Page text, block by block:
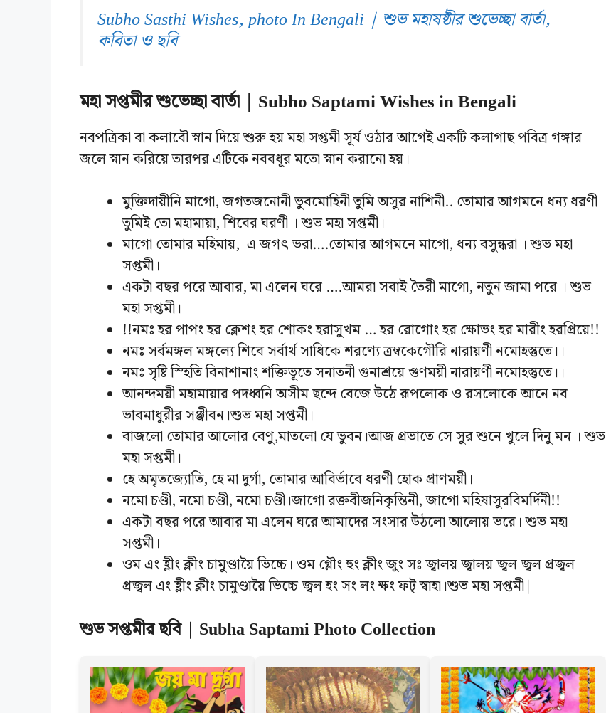
Subho Sasthi Wishes, photo In Bengali | শুভ মহাষষ্ঠীর শুভেচ্ছা বার্তা,
কবিতা ও ছবি
মহা সপ্তমীর শুভেচ্ছা বার্তা | Subho Saptami Wishes in Bengali
নবপত্রিকা বা কলাবৌ স্নান দিয়ে শুরু হয় মহা সপ্তমী সূর্য ওঠার আগেই একটি কলাগাছ পবিত্র গঙ্গার
জলে স্নান করিয়ে তারপর এটিকে নববধূর মতো স্নান করানো হয়।
মুক্তিদায়ীনি মাগো, জগতজনোনী ভুবমোহিনী তুমি অসুর নাশিনী.. তোমার আগমনে ধন্য ধরণী
তুমিই তো মহামায়া, শিবের ঘরণী । শুভ মহা সপ্তমী।
মাগো তোমার মহিমায়, এ জগৎ ভরা….তোমার আগমনে মাগো, ধন্য বসুন্ধরা । শুভ মহা
সপ্তমী।
একটা বছর পরে আবার, মা এলেন ঘরে ….আমরা সবাই তৈরী মাগো, নতুন জামা পরে । শুভ
মহা সপ্তমী।
!!নমঃ হর পাপং হর ক্লেশং হর শোকং হরাসুখম … হর রোগোং হর ক্ষোভং হর মারীং হরপ্রিয়ে!!
নমঃ সর্বমঙ্গল মঙ্গল্যে শিবে সর্বার্থ সাধিকে শরণ্যে ত্রম্বকেগৌরি নারায়ণী নমোহস্তুতে।।
নমঃ সৃষ্টি স্হিতি বিনাশানাং শক্তিভূতে সনাতনী গুনাশ্রয়ে গুণময়ী নারায়ণী নমোহস্তুতে।।
আনন্দময়ী মহামায়ার পদধ্বনি অসীম ছন্দে বেজে উঠে রূপলোক ও রসলোকে আনে নব
ভাবমাধুরীর সঞ্জীবন।শুভ মহা সপ্তমী।
বাজলো তোমার আলোর বেণু,মাতলো যে ভুবন।আজ প্রভাতে সে সুর শুনে খুলে দিনু মন । শুভ
মহা সপ্তমী।
হে অমৃতজ্যোতি, হে মা দুর্গা, তোমার আবির্ভাবে ধরণী হোক প্রাণময়ী।
নমো চণ্ডী, নমো চণ্ডী, নমো চণ্ডী।জাগো রক্তবীজনিকৃন্তিনী, জাগো মহিষাসুরবিমর্দিনী!!
একটা বছর পরে আবার মা এলেন ঘরে আমাদের সংসার উঠলো আলোয় ভরে। শুভ মহা
সপ্তমী।
ওম এং হ্লীং ক্লীং চামুণ্ডায়ৈ ভিচ্চে। ওম গ্লৌং হুং ক্লীং জুং সঃ জ্বালয় জ্বালয় জ্বল জ্বল প্রজ্বল
প্রজ্বল এং হ্লীং ক্লীং চামুণ্ডায়ৈ ভিচ্চে জ্বল হং সং লং ক্ষং ফট্ স্বাহা।শুভ মহা সপ্তমী|
শুভ সপ্তমীর ছবি| Subha Saptami Photo Collection